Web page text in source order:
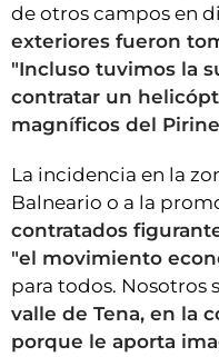
de otros campos en
exteriores fueron
"Incluso tuvimos la
contratar un
magníficos del
La incidencia en la
Balneario o a la
contratados
"el movimiento
para todos. Nosotros
valle de Tena, en la
porque le aporta